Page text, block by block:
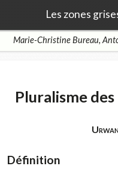
Les zones
Marie-Christine Bureau,
Pluralisme
Définition